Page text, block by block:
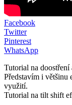
Facebook
Twitter
Pinterest
WhatsApp
Tutorial na doostření
Představím i většinu
využití.
Tutorial na tilt shift